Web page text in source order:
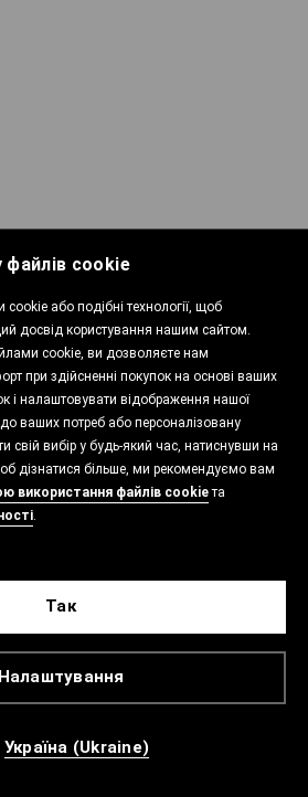
файлів cookie
або подібні технології, щоб
досвід користування нашим сайтом.
cookie, ви дозволяєте нам
при здійсненні покупок на основі ваших
і налаштовувати відображення нашої
ваших потреб або персоналізовану
свій вибір у будь-який час, натиснувши на
дізнатися більше, ми рекомендуємо вам
використання файлів cookieта
.
Налаштування
Так
Україна (Ukraine)